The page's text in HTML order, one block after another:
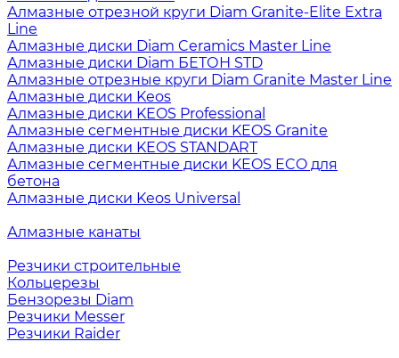
Алмазные отрезной круги Diam Granite-Elite Extra
Line
Алмазные диски Diam Ceramics Master Line
Алмазные диски Diam БЕТОН STD
Алмазные отрезные круги Diam Granite Master Line
Алмазные диски Keos
Алмазные диски KEOS Professional
Алмазные сегментные диски KEOS Granite
Алмазные диски KEOS STANDART
Алмазные сегментные диски KEOS ECO для
бетона
Алмазные диски Keos Universal
Алмазные канаты
Резчики строительные
Кольцерезы
Бензорезы Diam
Резчики Messer
Резчики Raider